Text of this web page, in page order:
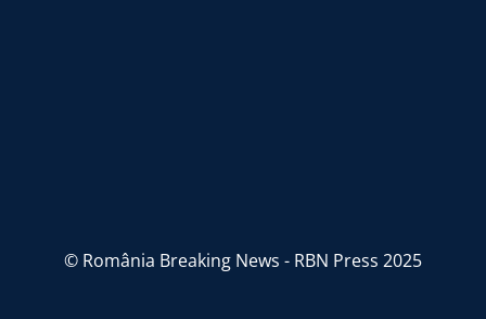
© România Breaking News - RBN Press 2025